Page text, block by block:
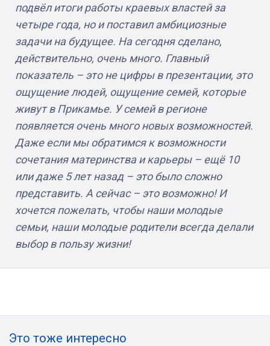
подвёл итоги работы краевых властей за
четыре года, но и поставил амбициозные
задачи на будущее. На сегодня сделано,
действительно, очень много. Главный
показатель – это не цифры в презентации, это
ощущение людей, ощущение семей, которые
живут в Прикамье. У семей в регионе
появляется очень много новых возможностей.
Даже если мы обратимся к возможности
сочетания материнства и карьеры – ещё 10
или даже 5 лет назад – это было сложно
представить. А сейчас – это возможно! И
хочется пожелать, чтобы наши молодые
семьи, наши молодые родители всегда делали
выбор в пользу жизни!
Это тоже интересно